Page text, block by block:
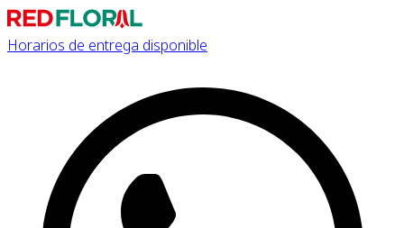
Horarios de entrega disponible